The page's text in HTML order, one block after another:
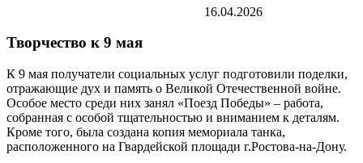
16.04.2026
Творчество к 9 мая
К 9 мая получатели социальных услуг подготовили поделки,
отражающие дух и память о Великой Отечественной войне.
Особое место среди них занял «Поезд Победы» – работа,
собранная с особой тщательностью и вниманием к деталям.
Кроме того, была создана копия мемориала танка,
расположенного на Гвардейской площади г.Ростова-на-Дону.